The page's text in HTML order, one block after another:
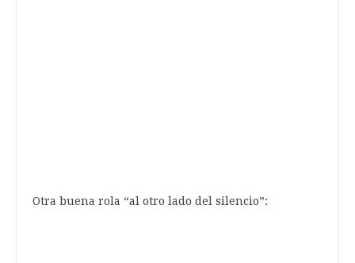
Otra buena rola “al otro lado del silencio”: